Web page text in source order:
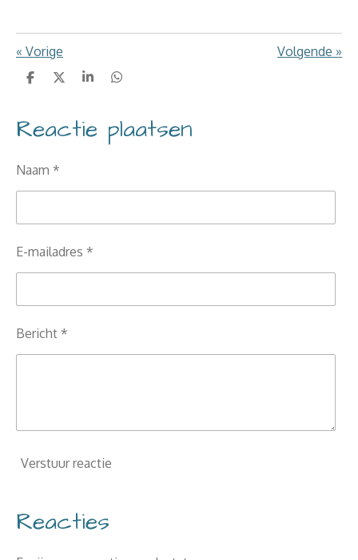
« Vorige Volgende »
D
e
n
D
S
e
D
e
n
Reactie plaatsen
Naam *
E-mailadres *
Bericht *
Verstuur reactie
Reacties